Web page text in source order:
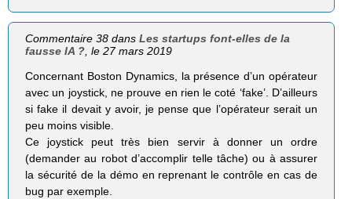
Commentaire 38 dansLes startups font-elles de la
fausse IA ?, le 27 mars 2019
Concernant Boston Dynamics, la présence d’un opérateur
avec un joystick, ne prouve en rien le coté ‘fake’. D’ailleurs
si fake il devait y avoir, je pense que l’opérateur serait un
peu moins visible.
Ce joystick peut très bien servir à donner un ordre
(demander au robot d’accomplir telle tâche) ou à assurer
la sécurité de la démo en reprenant le contrôle en cas de
bug par exemple.